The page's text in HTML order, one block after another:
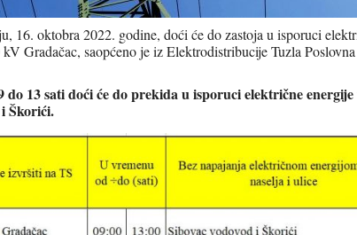
16. oktobra 2022. godine, doći će do zastoja u isporuci
Gradačac, saopćeno je iz Elektrodistribucije Tuzla
13 sati doći će do prekida u isporuci električne
Škorići.